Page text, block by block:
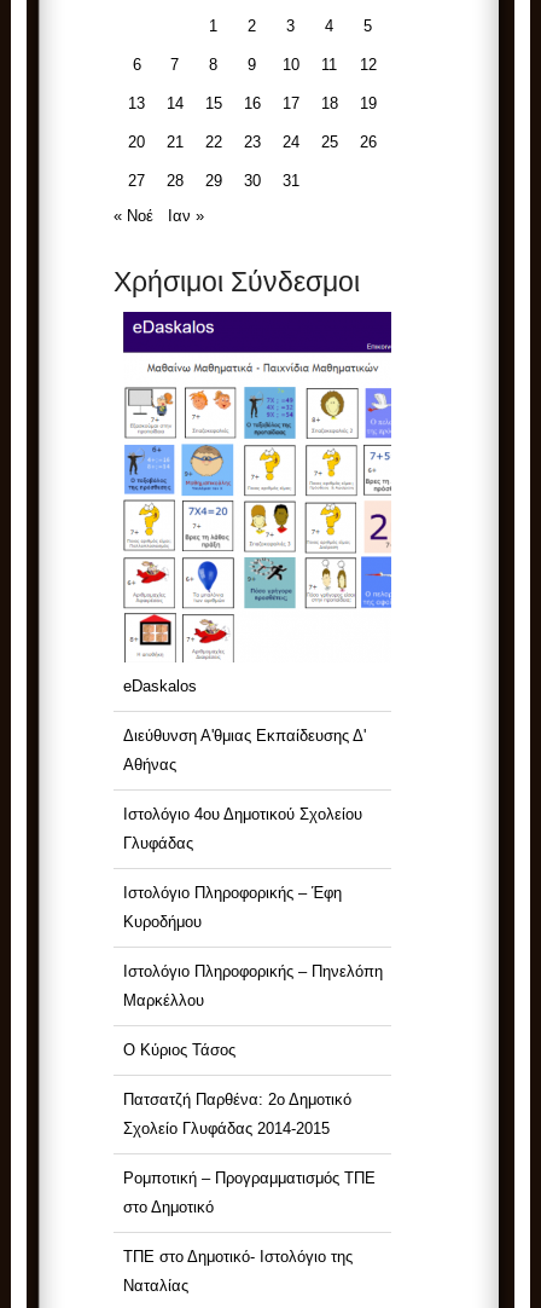
1
2 3 4 5
6 7 8 9 10 11 12
13 14 15 16 17 18 19
20 21 22 23 24 25 26
27 28 29 30
31
« Νοέ
Ιαν »
Χρήσιμοι Σύνδεσμοι
eDaskalos
Διεύθυνση Α'θμιας Εκπαίδευσης Δ'
Αθήνας
Ιστολόγιο 4ου Δημοτικού Σχολείου
Γλυφάδας
Ιστολόγιο Πληροφορικής – Έφη
Κυροδήμου
Ιστολόγιο Πληροφορικής – Πηνελόπη
Μαρκέλλου
Ο Κύριος Τάσος
Πατσατζή Παρθένα: 2ο Δημοτικό
Σχολείο Γλυφάδας 2014-2015
Ρομποτική – Προγραμματισμός ΤΠΕ
στο Δημοτικό
ΤΠΕ στο Δημοτικό- Ιστολόγιο της
Ναταλίας